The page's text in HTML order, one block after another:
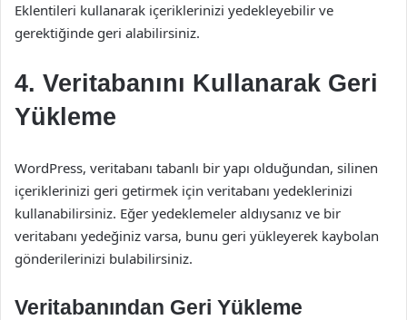
Eklentileri kullanarak içeriklerinizi yedekleyebilir ve
gerektiğinde geri alabilirsiniz.
4. Veritabanını Kullanarak Geri
Yükleme
WordPress, veritabanı tabanlı bir yapı olduğundan, silinen
içeriklerinizi geri getirmek için veritabanı yedeklerinizi
kullanabilirsiniz. Eğer yedeklemeler aldıysanız ve bir
veritabanı yedeğiniz varsa, bunu geri yükleyerek kaybolan
gönderilerinizi bulabilirsiniz.
Veritabanından Geri Yükleme